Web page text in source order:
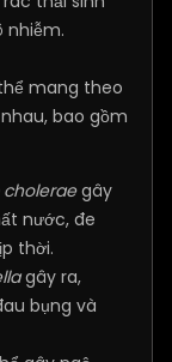
nhiễm.
mang theo
bao gồm
choleraegây
nước, đe
thời.
gây ra,
bụng và